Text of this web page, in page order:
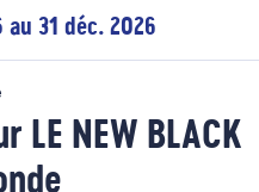
31 déc. 2026
LE NEW BLACK